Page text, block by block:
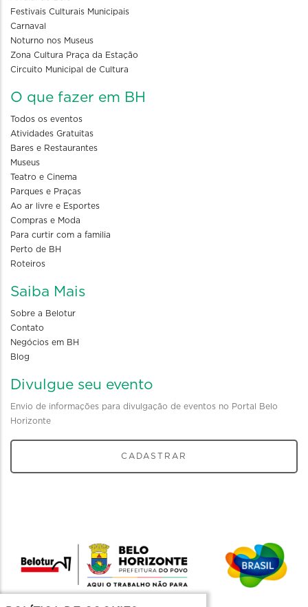
Festivais Culturais Municipais
Carnaval
Noturno nos Museus
Zona Cultura Praça da Estação
Circuito Municipal de Cultura
O que fazer em BH
Todos os eventos
Atividades Gratuitas
Bares e Restaurantes
Museus
Teatro e Cinema
Parques e Praças
Ao ar livre e Esportes
Compras e Moda
Para curtir com a familia
Perto de BH
Roteiros
Saiba Mais
Sobre a Belotur
Contato
Negócios em BH
Blog
Divulgue seu evento
Envio de informações para divulgação de eventos no Portal Belo
Horizonte
CADASTRAR